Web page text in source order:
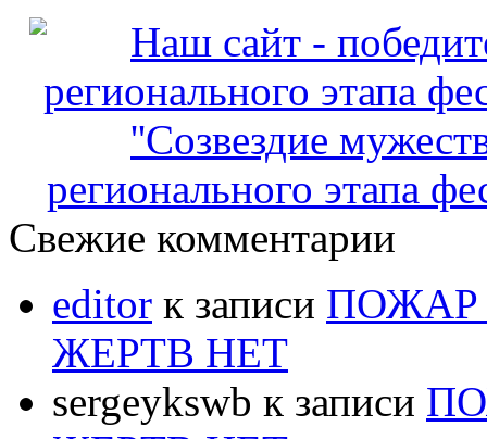
регионального этапа
Свежие комментарии
editor к записи ПОЖАР
ЖЕРТВ НЕТ
sergeykswb к записи